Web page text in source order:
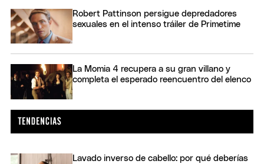
Robert Pattinson persigue depredadores
sexuales en el intenso tráiler de Primetime
La Momia 4 recupera a su gran villano y
completa el esperado reencuentro del elenco
Lavado inverso de cabello: por qué deberías